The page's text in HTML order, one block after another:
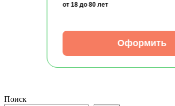
от 18 до 80 лет
Оформить
Поиск